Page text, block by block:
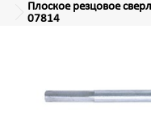
Плоское резцовое
07814